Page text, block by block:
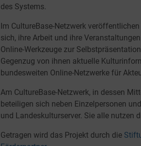
des Systems.
Im CultureBase-Netzwerk
sich, ihre Arbeit und ihre
Online-Werkzeuge zur
Gegenzug von ihnen aktuelle
bundesweiten Online-Netzwerke für
Am CultureBase-Netzwerk, in dessen
beteiligen sich neben Einzelpersonen
und Landeskulturserver. Sie alle nutzen
Getragen wird das Projekt durch die